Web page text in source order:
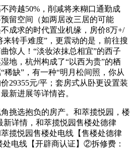
越50%，削减将来糊口通勤成
留空间（如两居改三居的可能
成求的时代置业机缘，房价8万+/
来转手难度”，更震动的是，前往搜
惊人！“淡妆浓抹总相宜”的西子
地，杭州构成了“以西为贵”的栖
稀缺”，有一种“明月松间照，你从
29355元/平；套房式从卧更设置装
新进展等详情咨。
选抱负的房产。和萃揽悦园，楼
新详情，和萃揽悦园售楼处德律
揽悦园售楼处电线【售楼处德律
处电线【开辟商认证】②拆修费：